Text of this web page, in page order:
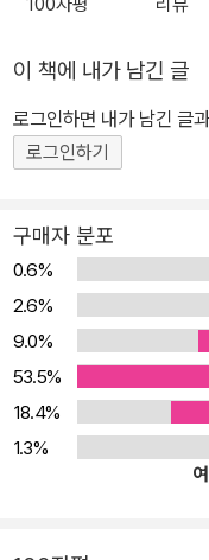
세련된 풍자와 유머가 가
곡에는 얽히고설킨 인물
은유와 비유가 많아 어린
스럽다. 그런 의미에서 이번에 보물창고에서 출간된 『셰익스피어 5
출간한 『셰익스피어 이야
이야기』는 램 남매가 셰
이해하기 쉽도록 고쳐 쓴
이 살리는 데 중점을 두었
의 재미와 감동을 고스란
성인들에게도 좋은 셰익
는 이미 출간된 『셰익스
엣』을 통해 다채로운 셰
아서 래컴, 에드먼드 뒬
이 책에 내가 남긴 글
로그인하면 내가 남긴 글
로그인하기
구매자 분포
0.6%
2.6%
9.0%
53.5%
18.4%
1.3%